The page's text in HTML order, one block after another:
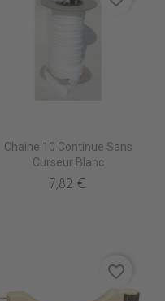
Chaine 10 Continue Sans
Curseur Blanc
7,82 €
favorite_border